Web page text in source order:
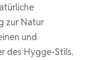
zur Natur
und
des Hygge-Stils.